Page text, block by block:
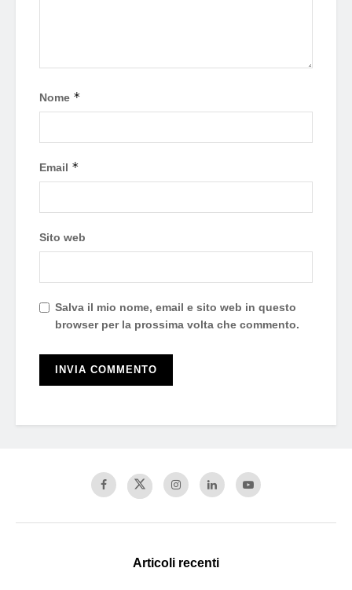
Nome *
Email *
Sito web
Salva il mio nome, email e sito web in questo
browser per la prossima volta che commento.
Articoli recenti